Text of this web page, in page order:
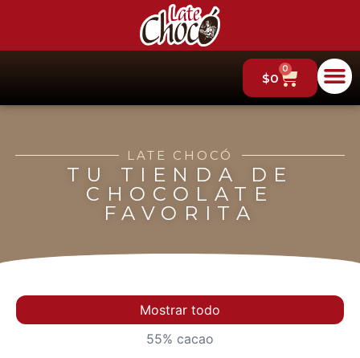
$0
0
LATE CHOCÓ
TU TIENDA DE
CHOCOLATE
FAVORITA
55% cacao
Mostrar todo